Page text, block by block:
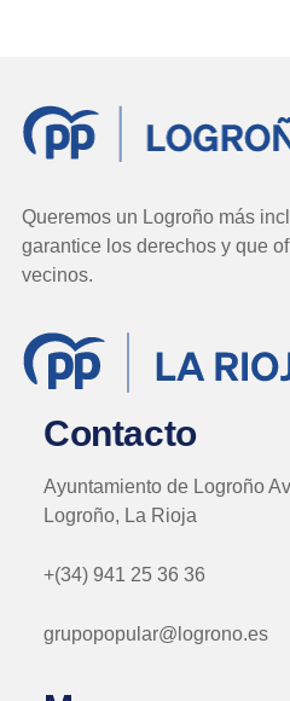
Queremos un Logroño más
garantice los derechos y que
vecinos.
Contacto
Ayuntamiento de Logroño
Logroño, La Rioja
+(34) 941 25 36 36
grupopopular@logrono.es